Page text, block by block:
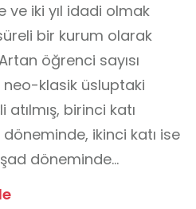
ve iki yıl idadi olmak
bir kurum olarak
öğrenci sayısı
neo-klasik üsluptaki
birinci katı
döneminde, ikinci katı ise
döneminde
yılında Sultani